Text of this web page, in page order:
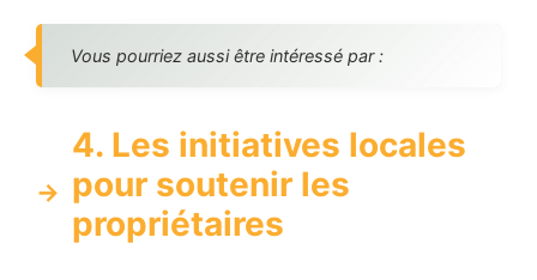
Vous pourriez aussi être intéressé par :
4. Les initiatives locales
pour soutenir les
propriétaires